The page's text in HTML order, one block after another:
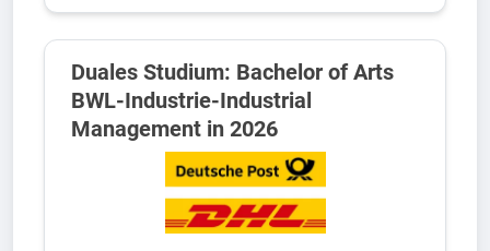
Duales Studium: Bachelor of Arts
BWL-Industrie-Industrial
Management in 2026